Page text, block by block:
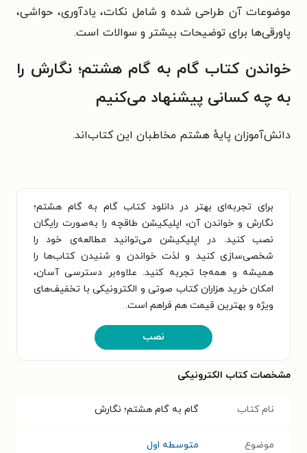
موضوعات آن طراحی شده و شامل نکات، یادآوری، حواشی،
پاورقی‌ها برای توضیحات بیشتر و سوالات است.
خواندن کتاب گام به گام هشتم؛ نگارش را
به چه کسانی پیشنهاد می‌کنیم
دانش‌آموزان پایهٔ هشتم مخاطبان این کتاب‌اند.
برای تجربه‌ای بهتر در دانلود کتاب گام به گام هشتم؛
نگارش و خواندن آن، اپلیکیشن طاقچه را به‌صورت رایگان
نصب کنید. در اپلیکیشن می‌توانید مطالعه‌ی خود را
شخصی‌سازی کنید و لذت خواندن و شنیدن کتاب‌ها را
همیشه و همه‌جا تجربه کنید. علاوه‌بر دسترسی آسان،
امکان خرید هزاران کتاب صوتی و الکترونیکی با تخفیف‌های
ویژه و بهترین قیمت هم فراهم است.
نصب
مشخصات کتاب الکترونیکی
نام کتاب گام به گام هشتم؛ نگارش
موضوع متوسطه اول